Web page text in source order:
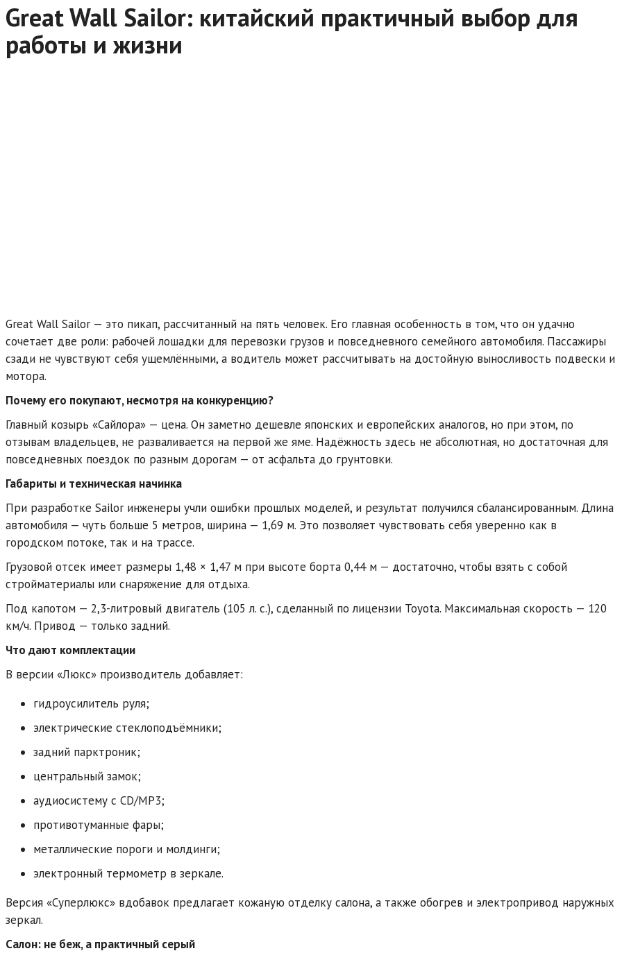
Great Wall Sailor: китайский практичный выбор для
работы и жизни
Great Wall Sailor — это пикап, рассчитанный на пять человек. Его главная особенность в том, что он удачно
сочетает две роли: рабочей лошадки для перевозки грузов и повседневного семейного автомобиля. Пассажиры
сзади не чувствуют себя ущемлёнными, а водитель может рассчитывать на достойную выносливость подвески и
мотора.
Почему его покупают, несмотря на конкуренцию?
Главный козырь «Сайлора» — цена. Он заметно дешевле японских и европейских аналогов, но при этом, по
отзывам владельцев, не разваливается на первой же яме. Надёжность здесь не абсолютная, но достаточная для
повседневных поездок по разным дорогам — от асфальта до грунтовки.
Габариты и техническая начинка
При разработке Sailor инженеры учли ошибки прошлых моделей, и результат получился сбалансированным. Длина
автомобиля — чуть больше 5 метров, ширина — 1,69 м. Это позволяет чувствовать себя уверенно как в
городском потоке, так и на трассе.
Грузовой отсек имеет размеры 1,48 × 1,47 м при высоте борта 0,44 м — достаточно, чтобы взять с собой
стройматериалы или снаряжение для отдыха.
Под капотом — 2,3-литровый двигатель (105 л. с.), сделанный по лицензии Toyota. Максимальная скорость — 120
км/ч. Привод — только задний.
Что дают комплектации
В версии «Люкс» производитель добавляет:
гидроусилитель руля;
электрические стеклоподъёмники;
задний парктроник;
центральный замок;
аудиосистему с CD/MP3;
противотуманные фары;
металлические пороги и молдинги;
электронный термометр в зеркале.
Версия «Суперлюкс» вдобавок предлагает кожаную отделку салона, а также обогрев и электропривод наружных
зеркал.
Салон: не беж, а практичный серый